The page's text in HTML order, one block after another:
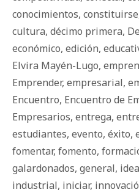
conocimientos, constituirse
cultura, décimo primera,
económico, edición,
Elvira Mayén-Lugo,
Emprender, empresarial,
Encuentro, Encuentro de
Empresarios, entrega,
estudiantes, evento, éxito,
fomentar, fomento,
galardonados, general,
industrial, iniciar,